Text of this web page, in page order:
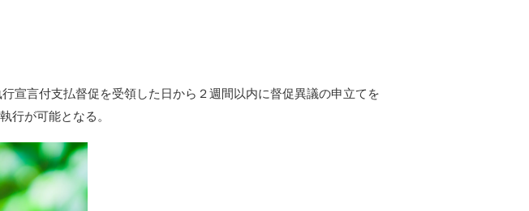
行宣言付支払督促を受領した日から２週間以内に督促異議の申立てを
行が可能となる。